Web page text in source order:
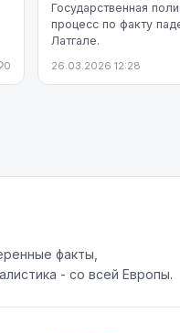
0
Государственная
процесс по факту
Латгале.
26.03.2026 12:28
факты,
- со всей Европы.